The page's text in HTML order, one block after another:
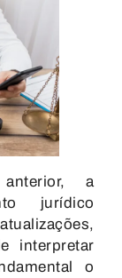
a
jurídico
interpretar
o